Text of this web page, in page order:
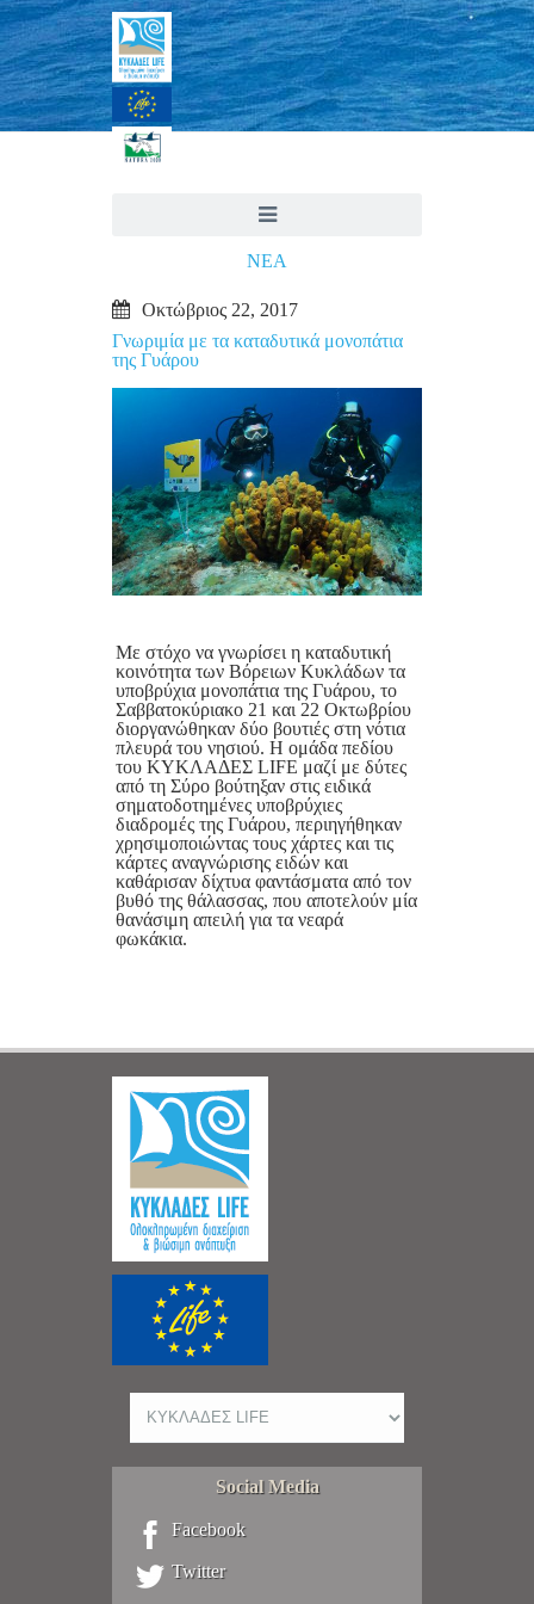
ΝΕΑ
Οκτώβριος 22, 2017
Γνωριμία με τα καταδυτικά μονοπάτια
της Γυάρου
Με στόχο να γνωρίσει η καταδυτική
κοινότητα των Βόρειων Κυκλάδων τα
υποβρύχια μονοπάτια της Γυάρου, το
Σαββατοκύριακο 21 και 22 Οκτωβρίου
διοργανώθηκαν δύο βουτιές στη νότια
πλευρά του νησιού. Η ομάδα πεδίου
του ΚΥΚΛΑΔΕΣ LIFE μαζί με δύτες
από τη Σύρο βούτηξαν στις ειδικά
σηματοδοτημένες υποβρύχιες
διαδρομές της Γυάρου, περιηγήθηκαν
χρησιμοποιώντας τους χάρτες και τις
κάρτες αναγνώρισης ειδών και
καθάρισαν δίχτυα φαντάσματα από τον
βυθό της θάλασσας, που αποτελούν μία
θανάσιμη απειλή για τα νεαρά
φωκάκια.
Social Media
Facebook
Twitter